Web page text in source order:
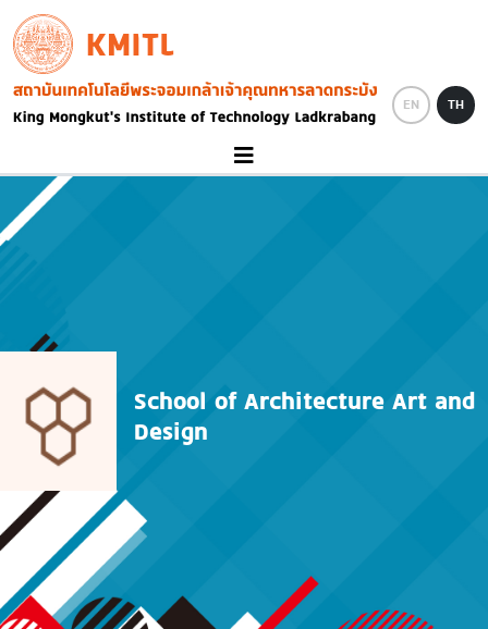
Skip to main content
KMITL
Image
EN TH
School of Architecture Art and
Design